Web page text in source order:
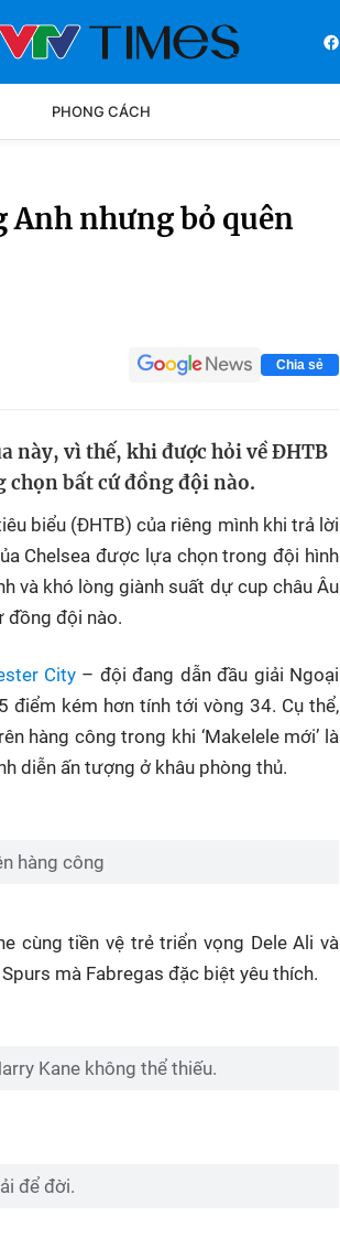
PHONG CÁCH
Anh nhưng bỏ quên
Chia sẻ
này, vì thế, khi được hỏi về ĐHTB
chọn bất cứ đồng đội nào.
biểu (ĐHTB) của riêng mình khi trả lời
Chelsea được lựa chọn trong đội hình
và khó lòng giành suất dự cup châu Âu
đồng đội nào.
City – đội đang dẫn đầu giải Ngoại
điểm kém hơn tính tới vòng 34. Cụ thể,
hàng công trong khi ‘Makelele mới’ là
diễn ấn tượng ở khâu phòng thủ.
hàng công
cùng tiền vệ trẻ triển vọng Dele Ali và
mà Fabregas đặc biệt yêu thích.
Kane không thể thiếu.
để đời.